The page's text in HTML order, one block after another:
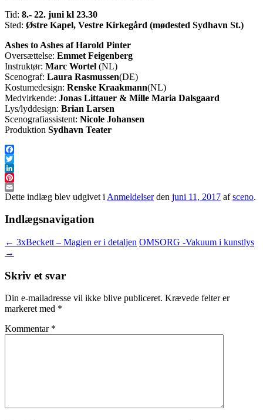
Tid: 8.- 22. juni kl 23.30
Sted: Østre Kapel, Vestre Kirkegård (mødested Sydhavn St.)
Ashes to Ashes af Harold Pinter
Oversættelse: Emmet Feigenberg
Instruktør: Marc Wortel (NL)
Scenograf: Laura Rasmussen(DE)
Kostumedesign: Renske Kraakmann(NL)
Medvirkende: Jonas Littauer & Mille Maria Dalsgaard
Lys/lyddesign: Brian Larsen
Scenografiassistent: Nicole Johansen
Produktion Sydhavn Teater
Facebook
Twitter
LinkedIn
Pinterest
Email
Dette indlæg blev udgivet i Anmeldelserden juni 11, 2017 afsceno.
Indlægsnavigation
← 3xBeckett – Magien er i detaljen OMSORG -Vakuum i kunstlys
→
Skriv et svar
Din e-mailadresse vil ikke blive publiceret. Krævede felter er
markeret med *
Kommentar *